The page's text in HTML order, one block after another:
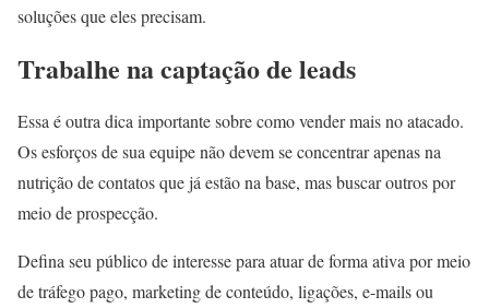
soluções que eles precisam.
Trabalhe na captação de leads
Essa é outra dica importante sobre como vender mais no atacado.
Os esforços de sua equipe não devem se concentrar apenas na
nutrição de contatos que já estão na base, mas buscar outros por
meio de prospecção.
Defina seu público de interesse para atuar de forma ativa por meio
de tráfego pago, marketing de conteúdo, ligações, e-mails ou